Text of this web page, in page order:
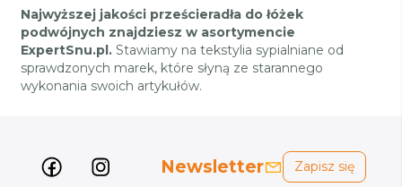
Najwyższej jakości prześcieradła do łóżek
podwójnych znajdziesz w asortymencie
ExpertSnu.pl. Stawiamy na tekstylia sypialniane od
sprawdzonych marek, które słyną ze starannego
wykonania swoich artykułów.
Newsletter Zapisz się